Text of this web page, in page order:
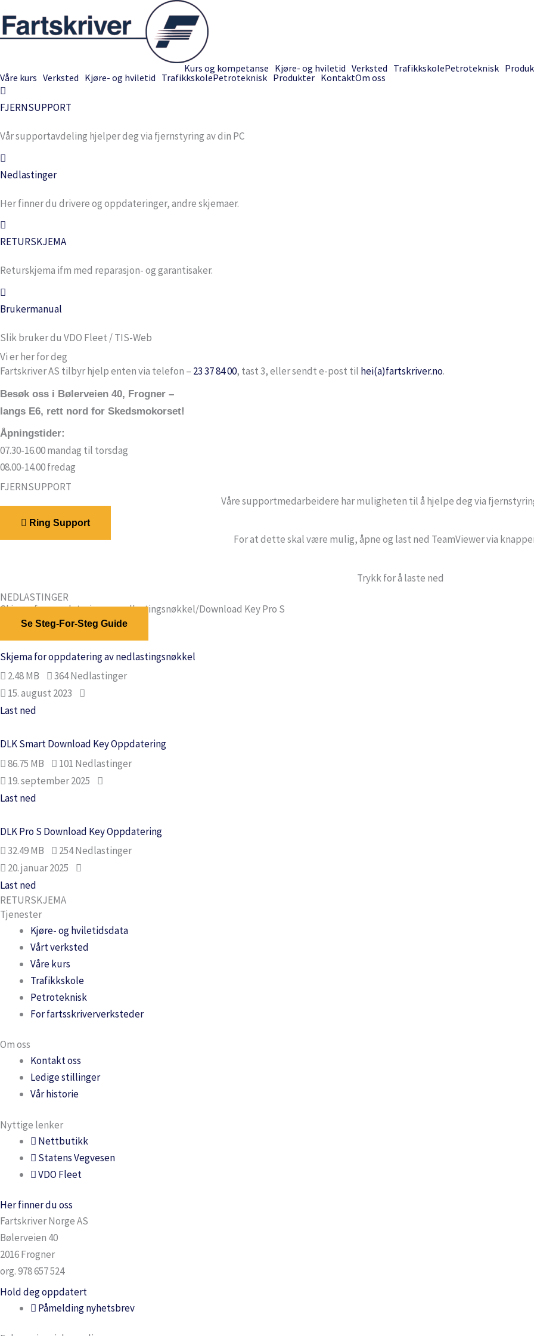
rett
til
Kurs og kompetanse Kjøre- og hviletid Verksted TrafikkskolePetroteknisk
Våre kurs Verksted Kjøre- og hviletid TrafikkskolePetroteknisk Produkter KontaktOm oss
FJERNSUPPORT
Vår supportavdeling hjelper deg via fjernstyring av din PC
Nedlastinger
Her finner du drivere og oppdateringer, andre skjemaer.
RETURSKJEMA
Returskjema ifm med reparasjon- og garantisaker.
Brukermanual
Slik bruker du VDO Fleet / TIS-Web
Vi er her for deg
Fartskriver AS tilbyr hjelp enten via telefon – 23 37 84 00, tast 3, eller sendt e-post til hei(a)fartskriver.no.
Besøk oss i Bølerveien 40, Frogner –
langs E6, rett nord for Skedsmokorset!
Åpningstider:
07.30-16.00 mandag til torsdag
08.00-14.00 fredag
FJERNSUPPORT
Våre supportmedarbeidere har muligheten til å hjelpe deg via
Ring Support
For at dette skal være mulig, åpne og last ned TeamViewer via
Trykk for å laste ned
NEDLASTINGER
Skjema for oppdatering av nedlastingsnøkkel/Download Key Pro S
Se Steg-For-Steg Guide
Skjema for oppdatering av nedlastingsnøkkel
2.48 MB
364 Nedlastinger
15. august 2023
Last ned
DLK Smart Download Key Oppdatering
86.75 MB
101 Nedlastinger
19. september 2025
Last ned
DLK Pro S Download Key Oppdatering
32.49 MB
254 Nedlastinger
20. januar 2025
Last ned
RETURSKJEMA
Tjenester
Kjøre- og hviletidsdata
Vårt verksted
Våre kurs
Trafikkskole
Petroteknisk
For fartsskriververksteder
Om oss
Kontakt oss
Ledige stillinger
Vår historie
Nyttige lenker
Nettbutikk
Statens Vegvesen
VDO Fleet
Her finner du oss
Fartskriver Norge AS
Bølerveien 40
2016 Frogner
org. 978 657 524
Hold deg oppdatert
Påmelding nyhetsbrev